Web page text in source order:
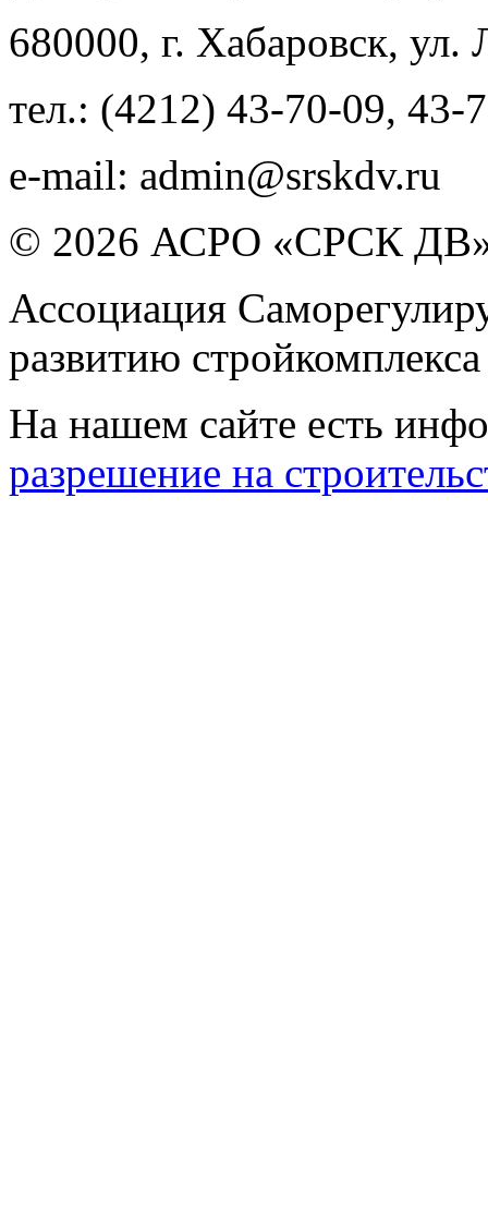
680000, г. Хабаровск, ул.
тел.: (4212) 43-70-09, 43-
e-mail: admin@srskdv.ru
© 2026 АСРО «СРСК
Ассоциация
развитию
На нашем сайте есть
разрешение на